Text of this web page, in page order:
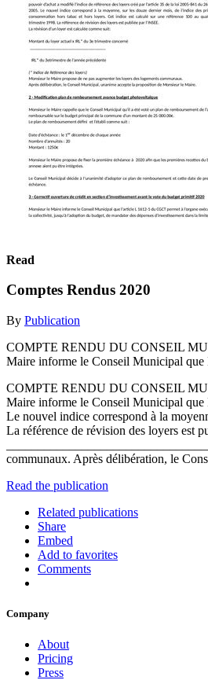
Read
Comptes Rendus 2020
By Publication
COMPTE RENDU DU CONSEIL
Maire informe le Conseil Municipal que
COMPTE RENDU DU CONSEIL
Maire informe le Conseil Municipal que
Le nouvel indice correspond à la
La référence de révision des loyers est
communaux. Après délibération, le
Read the publication
Related publications
Share
Embed
Add to favorites
Comments
Company
About
Pricing
Press